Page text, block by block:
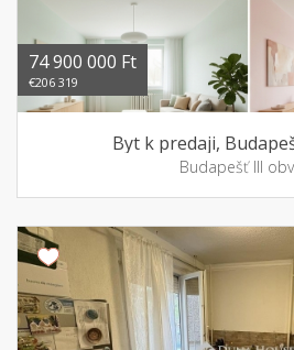
74 900 000 Ft
€206 319
Byt k predaji,
Budapešť III